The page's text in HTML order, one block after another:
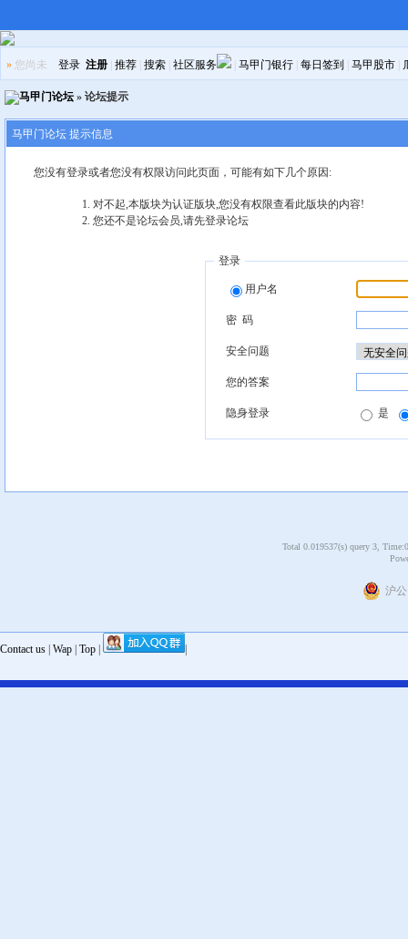
» 您尚未 登录 注册 推荐 搜索 社区服务 马甲门银行 每日签到 马甲股市
马甲门论坛 » 论坛提示
马甲门论坛 提示信息
您没有登录或者您没有权限访问此页面，可能有如下几个原因:
对不起,本版块为认证版块,您没有权限查看此版块的内容!
您还不是论坛会员,请先登录论坛
登录
用户名
密 码
安全问题
您的答案
隐身登录 是
Total 0.019537(s) query 3,
沪公
Contact us Wap Top